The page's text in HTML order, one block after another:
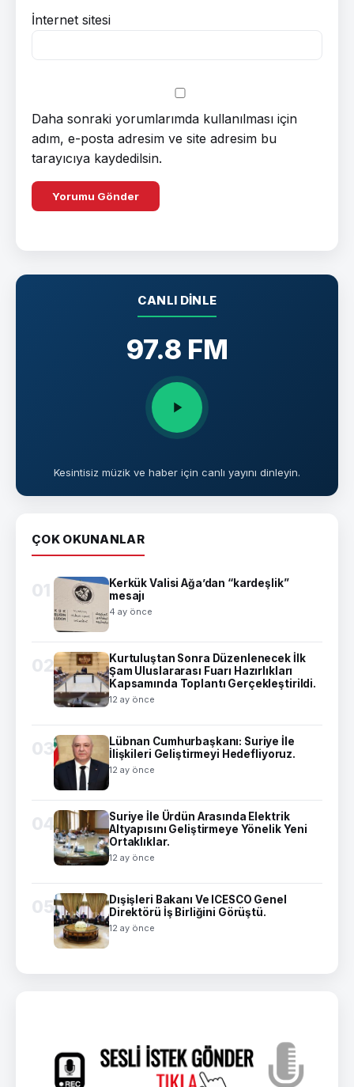
İnternet sitesi
Daha sonraki yorumlarımda kullanılması için
adım, e-posta adresim ve site adresim bu
tarayıcıya kaydedilsin.
CANLI DINLE
97.8 FM
Kesintisiz müzik ve haber için canlı yayını dinleyin.
ÇOK OKUNANLAR
01
Kerkük Valisi Ağa’dan “kardeşlik”
mesajı
4 ay önce
02
Kurtuluştan Sonra Düzenlenecek İlk
Şam Uluslararası Fuarı Hazırlıkları
Kapsamında Toplantı Gerçekleştirildi.
12 ay önce
03
Lübnan Cumhurbaşkanı: Suriye İle
İlişkileri Geliştirmeyi Hedefliyoruz.
12 ay önce
04
Suriye İle Ürdün Arasında Elektrik
Altyapısını Geliştirmeye Yönelik Yeni
Ortaklıklar.
12 ay önce
05
Dışişleri Bakanı Ve ICESCO Genel
Direktörü İş Birliğini Görüştü.
12 ay önce